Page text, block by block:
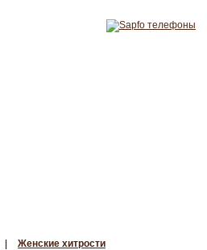
Женские хитрости